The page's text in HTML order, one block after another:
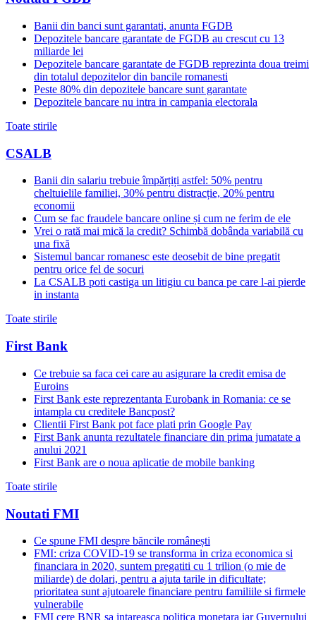
Banii din banci sunt garantati, anunta FGDB
Depozitele bancare garantate de FGDB au crescut cu 13
miliarde lei
Depozitele bancare garantate de FGDB reprezinta doua treimi
din totalul depozitelor din bancile romanesti
Peste 80% din depozitele bancare sunt garantate
Depozitele bancare nu intra in campania electorala
Toate stirile
CSALB
Banii din salariu trebuie împărțiți astfel: 50% pentru
cheltuielile familiei, 30% pentru distracție, 20% pentru
economii
Cum se fac fraudele bancare online și cum ne ferim de ele
Vrei o rată mai mică la credit? Schimbă dobânda variabilă cu
una fixă
Sistemul bancar romanesc este deosebit de bine pregatit
pentru orice fel de socuri
La CSALB poti castiga un litigiu cu banca pe care l-ai pierde
in instanta
Toate stirile
First Bank
Ce trebuie sa faca cei care au asigurare la credit emisa de
Euroins
First Bank este reprezentanta Eurobank in Romania: ce se
intampla cu creditele Bancpost?
Clientii First Bank pot face plati prin Google Pay
First Bank anunta rezultatele financiare din prima jumatate a
anului 2021
First Bank are o noua aplicatie de mobile banking
Toate stirile
Noutati FMI
Ce spune FMI despre băncile românești
FMI: criza COVID-19 se transforma in criza economica si
financiara in 2020, suntem pregatiti cu 1 trilion (o mie de
miliarde) de dolari, pentru a ajuta tarile in dificultate;
prioritatea sunt ajutoarele financiare pentru familiile si firmele
vulnerabile
FMI cere BNR sa intareasca politica monetara iar Guvernului